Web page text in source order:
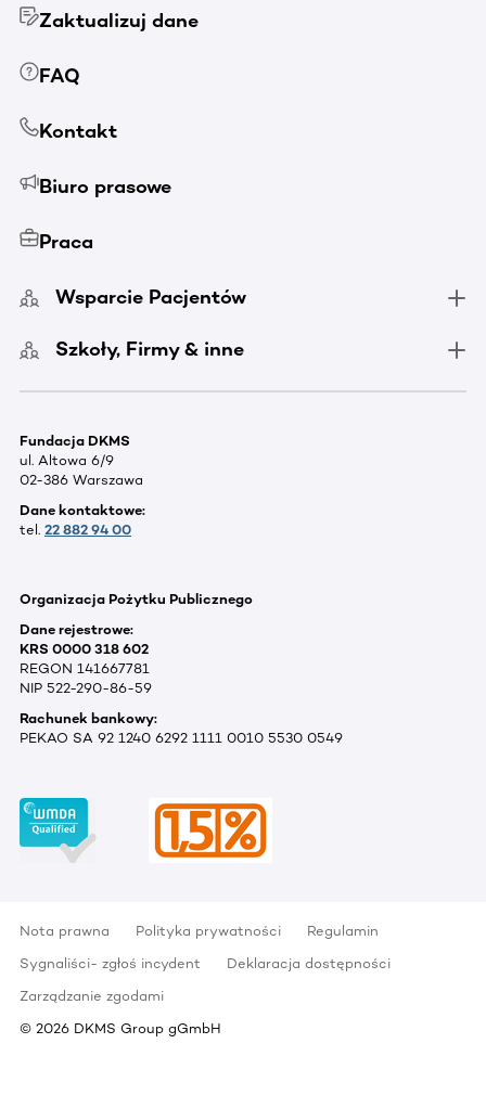
Zaktualizuj dane
FAQ
Kontakt
Biuro prasowe
Praca
Wsparcie Pacjentów
Szkoły, Firmy & inne
Fundacja DKMS
ul. Altowa 6/9
02-386 Warszawa
Dane kontaktowe:
tel. 22 882 94 00
Organizacja Pożytku Publicznego
Dane rejestrowe:
KRS 0000 318 602
REGON 141667781
NIP 522-290-86-59
Rachunek bankowy:
PEKAO SA 92 1240 6292 1111 0010 5530 0549
Nota prawna Polityka prywatności
Regulamin
Sygnaliści- zgłoś incydent
Deklaracja dostępności
Zarządzanie zgodami
© 2026 DKMS Group gGmbH